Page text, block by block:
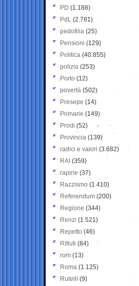
PD (1.188)
PdL (2.781)
pedofilia (25)
Pensioni (129)
Politica (40.855)
polizia (253)
Porto (12)
povertà (502)
Presepe (14)
Primarie (149)
Prodi (52)
Provincia (139)
radici e valori (3.682)
RAI (359)
rapine (37)
Razzismo (1.410)
Referendum (200)
Regione (344)
Renzi (1.521)
Repetto (46)
Rifiuti (84)
rom (13)
Roma (1.125)
Rutelli (9)